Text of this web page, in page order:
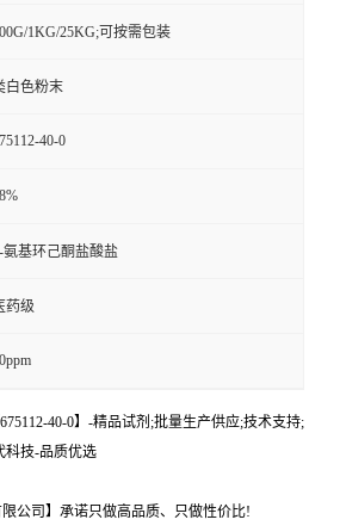
1KG/25KG;可按需包装
白色粉末
40-0
氨基环己酮盐酸盐
药级
40-0】-精品试剂;批量生产供应;技术支持;
科技-品质优选
限公司】承诺只做高品质、只做性价比!